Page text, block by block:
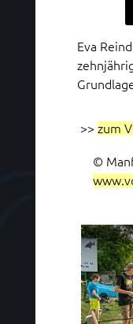
Eva
>> zum
©